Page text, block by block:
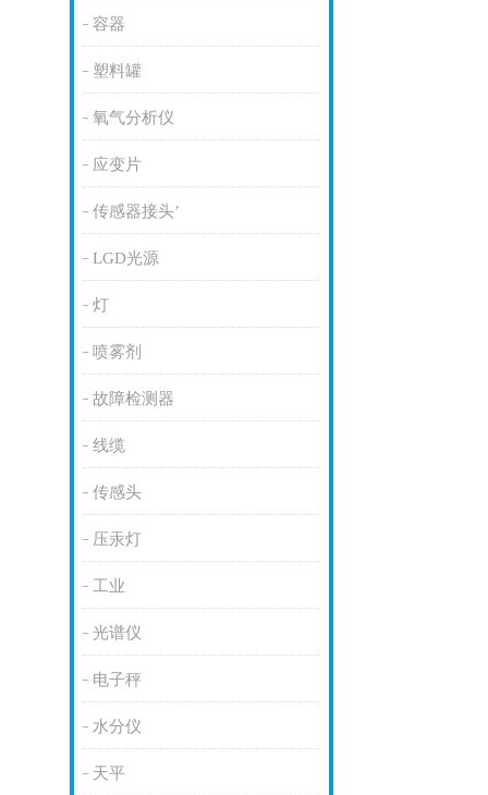
容器
塑料罐
氧气分析仪
应变片
传感器接头’
LGD光源
灯
喷雾剂
故障检测器
线缆
传感头
压汞灯
工业
光谱仪
电子秤
水分仪
天平